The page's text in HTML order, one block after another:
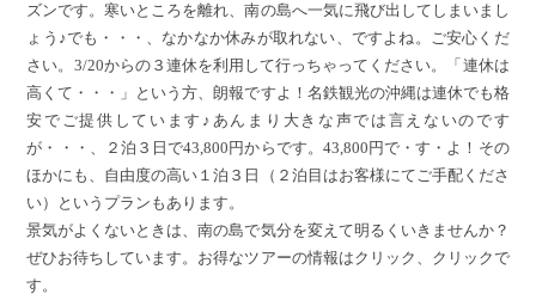
ズンです。寒いところを離れ、南の島へ一気に飛び出してしまいまし
ょう♪でも・・・、なかなか休みが取れない、ですよね。ご安心くだ
さい。3/20からの３連休を利用して行っちゃってください。「連休は
高くて・・・」という方、朗報ですよ！名鉄観光の沖縄は連休でも格
安でご提供しています♪あんまり大きな声では言えないのです
が・・・、２泊３日で43,800円からです。43,800円で・す・よ！その
ほかにも、自由度の高い１泊３日（２泊目はお客様にてご手配くださ
い）というプランもあります。
景気がよくないときは、南の島で気分を変えて明るくいきませんか？
ぜひお待ちしています。お得なツアーの情報はクリック、クリックで
す。